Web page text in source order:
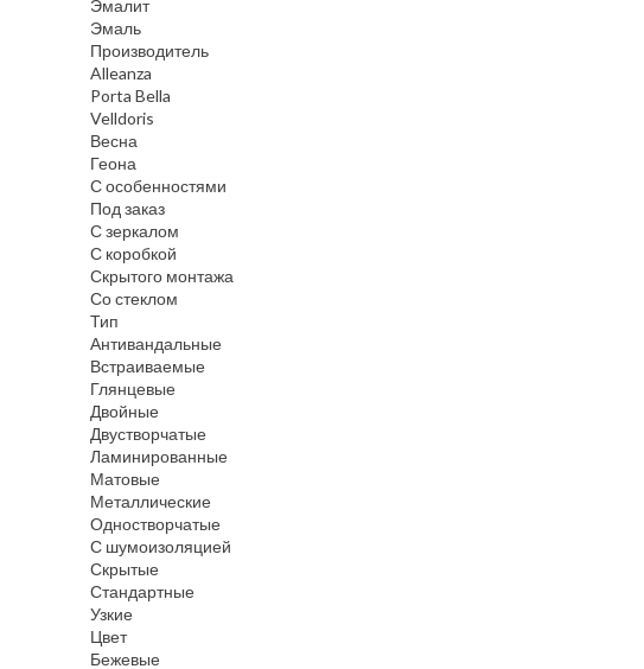
Эмалит
Эмаль
Производитель
Alleanza
Porta Bella
Velldoris
Весна
Геона
С особенностями
Под заказ
С зеркалом
С коробкой
Скрытого монтажа
Со стеклом
Тип
Антивандальные
Встраиваемые
Глянцевые
Двойные
Двустворчатые
Ламинированные
Матовые
Металлические
Одностворчатые
С шумоизоляцией
Скрытые
Стандартные
Узкие
Цвет
Бежевые